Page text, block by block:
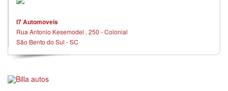
I7 Automoveis
Rua Antonio Kesemodel , 250 - Colonial
São Bento do Sul - SC